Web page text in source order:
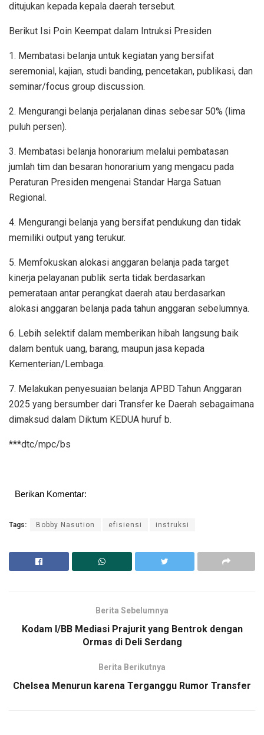
ditujukan kepada kepala daerah tersebut.
Berikut Isi Poin Keempat dalam Intruksi Presiden
1. Membatasi belanja untuk kegiatan yang bersifat
seremonial, kajian, studi banding, pencetakan, publikasi, dan
seminar/focus group discussion.
2. Mengurangi belanja perjalanan dinas sebesar 50% (lima
puluh persen).
3. Membatasi belanja honorarium melalui pembatasan
jumlah tim dan besaran honorarium yang mengacu pada
Peraturan Presiden mengenai Standar Harga Satuan
Regional.
4. Mengurangi belanja yang bersifat pendukung dan tidak
memiliki output yang terukur.
5. Memfokuskan alokasi anggaran belanja pada target
kinerja pelayanan publik serta tidak berdasarkan
pemerataan antar perangkat daerah atau berdasarkan
alokasi anggaran belanja pada tahun anggaran sebelumnya.
6. Lebih selektif dalam memberikan hibah langsung baik
dalam bentuk uang, barang, maupun jasa kepada
Kementerian/Lembaga.
7. Melakukan penyesuaian belanja APBD Tahun Anggaran
2025 yang bersumber dari Transfer ke Daerah sebagaimana
dimaksud dalam Diktum KEDUA huruf b.
***dtc/mpc/bs
Berikan Komentar:
Tags: Bobby Nasution efisiensi instruksi
Berita Sebelumnya
Kodam I/BB Mediasi Prajurit yang Bentrok dengan
Ormas di Deli Serdang
Berita Berikutnya
Chelsea Menurun karena Terganggu Rumor Transfer